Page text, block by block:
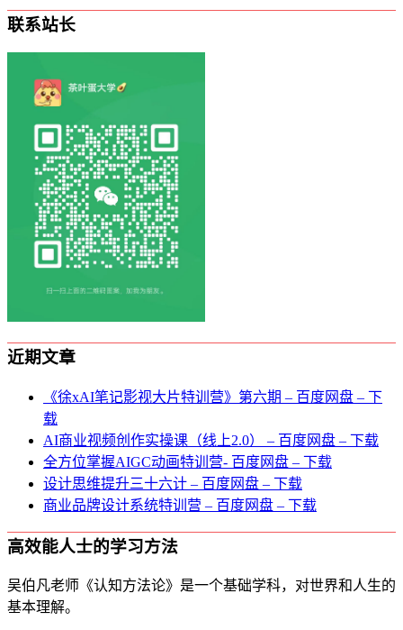
联系站长
近期文章
《徐xAI笔记影视大片特训营》第六期 – 百度网盘 – 下
载
AI商业视频创作实操课（线上2.0） – 百度网盘 – 下载
全方位掌握AIGC动画特训营- 百度网盘 – 下载
设计思维提升三十六计 – 百度网盘 – 下载
商业品牌设计系统特训营 – 百度网盘 – 下载
高效能人士的学习方法
吴伯凡老师《认知方法论》是一个基础学科，对世界和人生的
基本理解。